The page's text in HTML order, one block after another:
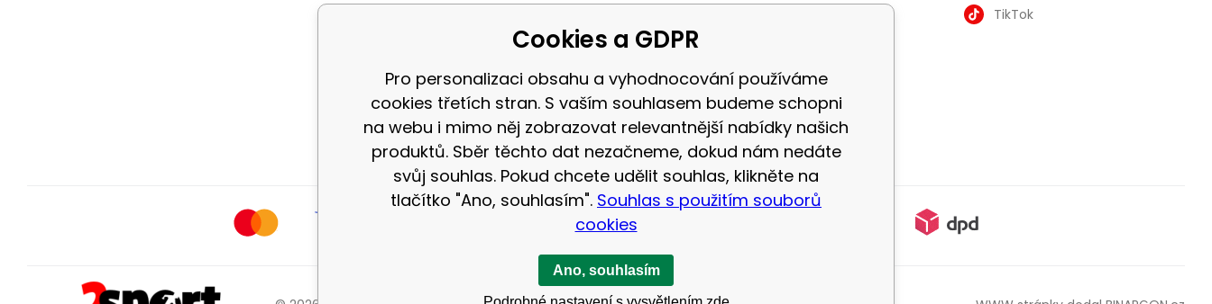
Reklamace a vrácení zboží
cookies
Možnost vrácení zboží až do 30
dnů
TikTok
Cookies a GDPR
Pro personalizaci obsahu a vyhodnocování používáme
cookies třetích stran. S vaším souhlasem budeme schopni
na webu i mimo něj zobrazovat relevantnější nabídky našich
produktů. Sběr těchto dat nezačneme, dokud nám nedáte
svůj souhlas. Pokud chcete udělit souhlas, klikněte na
tlačítko "Ano, souhlasím". Souhlas s použitím souborů
cookies
Ano, souhlasím